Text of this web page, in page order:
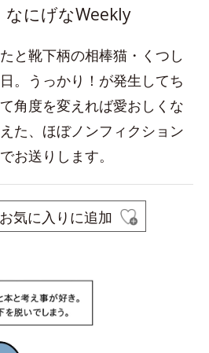
なにげなWeekly
と靴下柄の相棒猫・くつし
。うっかり！が発生してち
角度を変えれば愛おしくな
た、ほぼノンフィクション
お送りします。
気に入りに追加